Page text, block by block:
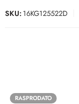
SKU:16KG125522D
RASPRODATO